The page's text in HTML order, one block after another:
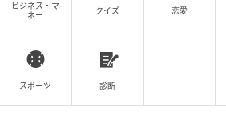
「心配しなくていいわよ、あなた
と、渉は一気に声色を明るくして
と、露骨に嬉しそうな反応を見せ
でしょ？由美ちゃんには私が死ん
ビジネス・マ
ネー
クイズ 恋愛
スポーツ 診断